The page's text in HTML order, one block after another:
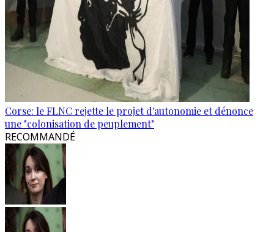
Corse: le FLNC rejette le projet d'autonomie et dénonce
une "colonisation de peuplement"
RECOMMANDÉ